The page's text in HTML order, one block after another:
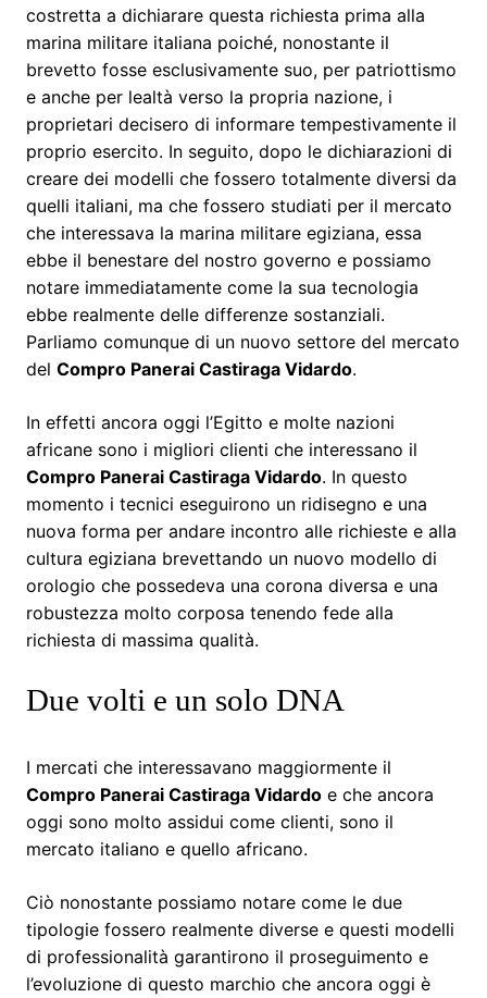
costretta a dichiarare questa richiesta prima alla
marina militare italiana poiché, nonostante il
brevetto fosse esclusivamente suo, per patriottismo
e anche per lealtà verso la propria nazione, i
proprietari decisero di informare tempestivamente il
proprio esercito. In seguito, dopo le dichiarazioni di
creare dei modelli che fossero totalmente diversi da
quelli italiani, ma che fossero studiati per il mercato
che interessava la marina militare egiziana, essa
ebbe il benestare del nostro governo e possiamo
notare immediatamente come la sua tecnologia
ebbe realmente delle differenze sostanziali.
Parliamo comunque di un nuovo settore del mercato
del Compro Panerai Castiraga Vidardo.
In effetti ancora oggi l’Egitto e molte nazioni
africane sono i migliori clienti che interessano il
Compro Panerai Castiraga Vidardo. In questo
momento i tecnici eseguirono un ridisegno e una
nuova forma per andare incontro alle richieste e alla
cultura egiziana brevettando un nuovo modello di
orologio che possedeva una corona diversa e una
robustezza molto corposa tenendo fede alla
richiesta di massima qualità.
Due volti e un solo DNA
I mercati che interessavano maggiormente il
Compro Panerai Castiraga Vidardo e che ancora
oggi sono molto assidui come clienti, sono il
mercato italiano e quello africano.
Ciò nonostante possiamo notare come le due
tipologie fossero realmente diverse e questi modelli
di professionalità garantirono il proseguimento e
l’evoluzione di questo marchio che ancora oggi è